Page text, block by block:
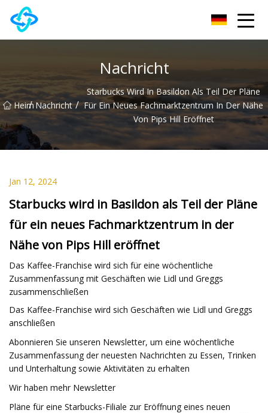
Nachricht
Heim
/ Nachricht /
Starbucks Wird In Basildon Als Teil Der Pläne
Für Ein Neues Fachmarktzentrum In Der Nähe
Von Pips Hill Eröffnet
Jan 12, 2024
Starbucks wird in Basildon als Teil der Pläne
für ein neues Fachmarktzentrum in der
Nähe von Pips Hill eröffnet
Das Kaffee-Franchise wird sich für eine wöchentliche
Zusammenfassung mit Geschäften wie Lidl und Greggs
zusammenschließen
Das Kaffee-Franchise wird sich Geschäften wie Lidl und Greggs
anschließen
Abonnieren Sie unseren Newsletter, um eine wöchentliche
Zusammenfassung der neuesten Nachrichten zu Essen, Trinken
und Unterhaltung sowie Aktivitäten zu erhalten
Wir haben mehr Newsletter
Pläne für eine Starbucks-Filiale zur Eröffnung eines neuen